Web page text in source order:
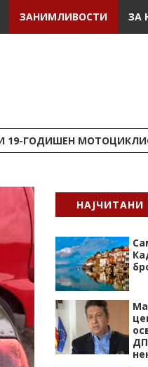
ЗАНИМЛИВОСТИ ЗА
19-ГОДИШЕН
НАЈЧИТАНИ